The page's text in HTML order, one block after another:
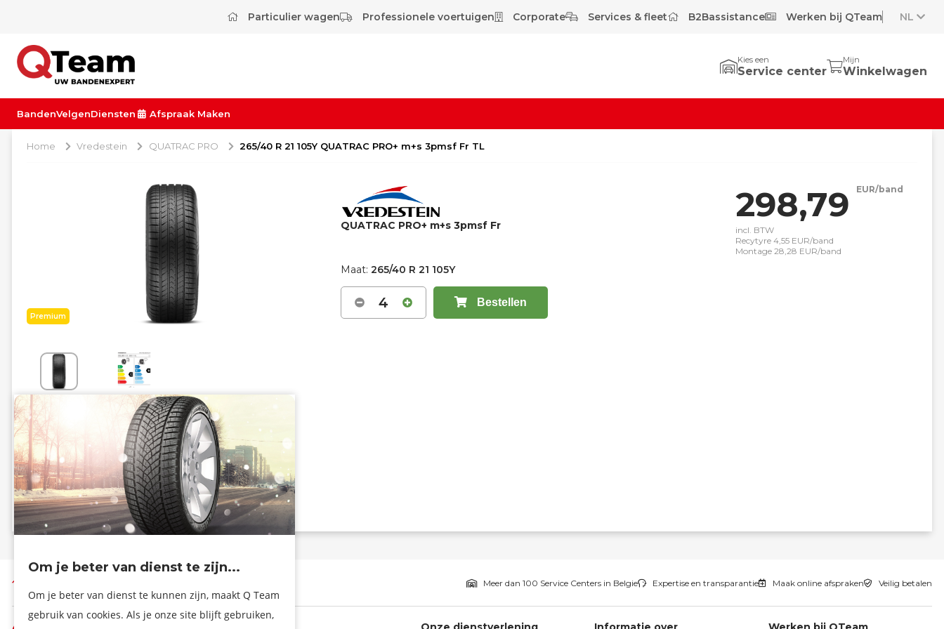
Om je beter van dienst te zijn...
Om je beter van dienst te kunnen zijn, maakt Q Team
gebruik van cookies. Als je onze site blijft gebruiken,
Particulier wagen Professionele voertuigen Corporate Services & fleet B2Bassistance Werken bij QTeam NL
Kies een
Service center
Mijn
Winkelwagen
BandenVelgenDiensten Afspraak Maken
Home Vredestein QUATRAC PRO 265/40 R 21 105Y QUATRAC PRO+ m+s 3pmsf Fr TL
Premium
C Energiezuinig B
B - 73 dB
Info eprel
QUATRAC PRO+ m+s 3pmsf Fr
298,79 EUR/band
incl. BTW
Recytyre 4,55 EUR/band
Montage 28,28 EUR/band
Maat:265/40 R 21 105Y
4 Bestellen
Meer dan 100 Service Centers in Belgie Expertise en transparantie Maak online afspraken Veilig betalen